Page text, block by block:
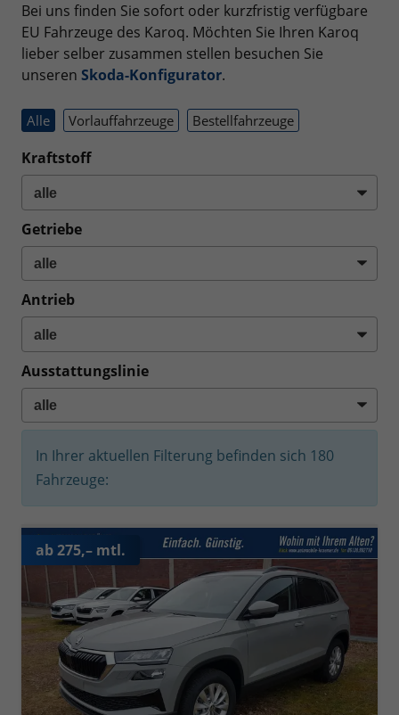
Bei uns finden Sie sofort oder kurzfristig verfügbare
EU Fahrzeuge des Karoq. Möchten Sie Ihren Karoq
lieber selber zusammen stellen besuchen Sie
unseren Skoda-Konfigurator.
Alle Vorlauffahrzeuge Bestellfahrzeuge
Kraftstoff
Getriebe
Antrieb
Ausstattungslinie
In Ihrer aktuellen Filterung befinden sich 180
Fahrzeuge:
ab 275,– mtl.